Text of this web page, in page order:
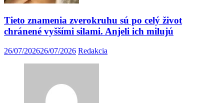
Tieto znamenia zverokruhu sú po celý život
chránené vyššími silami. Anjeli ich milujú
26/07/202626/07/2026 Redakcia